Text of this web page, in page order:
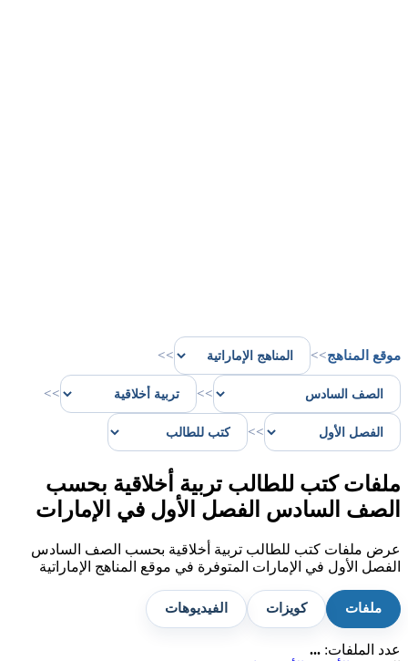
موقع المناهج>>
>>
>>
>>
>>
ملفات كتب للطالب تربية أخلاقية بحسب
الصف السادس الفصل الأول في الإمارات
عرض ملفات كتب للطالب تربية أخلاقية بحسب الصف السادس
الفصل الأول في الإمارات المتوفرة في موقع المناهج الإماراتية
ملفات كويزات الفيديوهات
عدد الملفات: ...